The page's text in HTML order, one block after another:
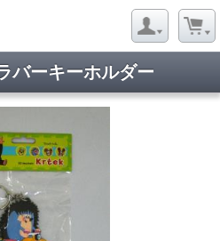
ーキーホルダー